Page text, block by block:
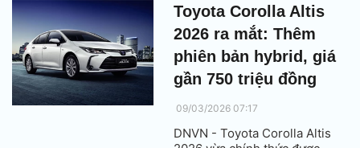
Toyota Corolla Altis
2026 ra mắt: Thêm
phiên bản hybrid, giá
gần 750 triệu đồng
09/03/2026 07:17
DNVN - Toyota Corolla Altis